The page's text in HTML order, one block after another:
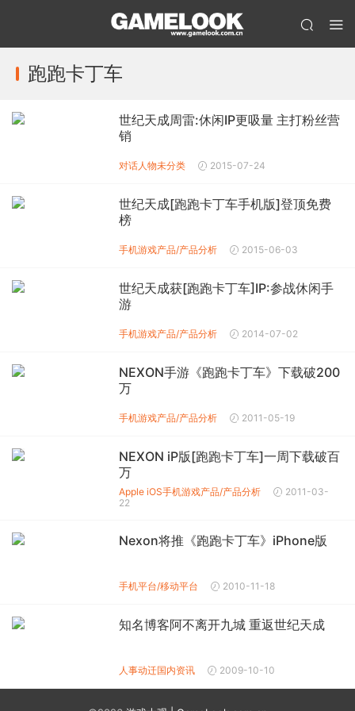
跑跑卡丁车
世纪天成周雷:休闲IP更吸量 主打粉丝营
销
对话人物未分类 2015-07-24
世纪天成[跑跑卡丁车手机版]登顶免费
榜
手机游戏产品/产品分析 2015-06-03
世纪天成获[跑跑卡丁车]IP:参战休闲手
游
手机游戏产品/产品分析 2014-07-02
NEXON手游《跑跑卡丁车》下载破200
万
手机游戏产品/产品分析 2011-05-19
NEXON iP版[跑跑卡丁车]一周下载破百
万
Apple iOS手机游戏产品/产品分析
2011-03-
22
Nexon将推《跑跑卡丁车》iPhone版
手机平台/移动平台 2010-11-18
知名博客阿不离开九城 重返世纪天成
人事动迁国内资讯 2009-10-10